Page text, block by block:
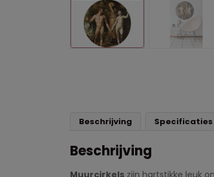
Beschrijving Specificaties
Beschrijving
Muurcirkels zijn hartstikke leuk